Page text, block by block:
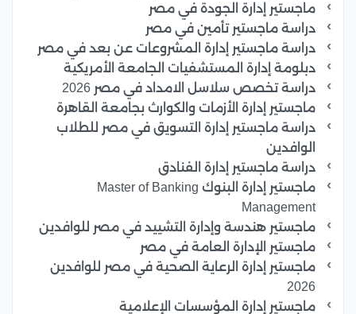
ماجستير إدارة الجودة في مصر
دراسة ماجستير تأمين في مصر
دراسة ماجستير إدارة المشروعات عن بعد في مصر
دبلومة إدارة المستشفيات الجامعة الأمريكية
دراسة تخصص سلاسل الامداد في مصر 2026
ماجستير إدارة الأزمات والكوارث بجامعة القاهرة
دراسة ماجستير إدارة التسويق في مصر للطلاب
الوافدين
دراسة ماجستير إدارة الفنادق
ماجستير إدارة البنوك Master of Banking
Management
ماجستير هندسة وإدارة التشييد في مصر للوافدين
ماجستير الإدارة العامة في مصر
ماجستير إدارة الرعاية الصحية في مصر للوافدين
2026
ماجستير إدارة المؤسسات الإعلامية